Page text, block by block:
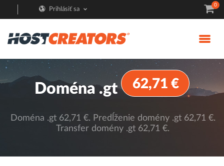
Prihlásiť sa
0
Doména .gt 62,71 €
Doména .gt 62,71 €. Predĺženie domény .gt 62,71 €.
Transfer domény .gt 62,71 €.